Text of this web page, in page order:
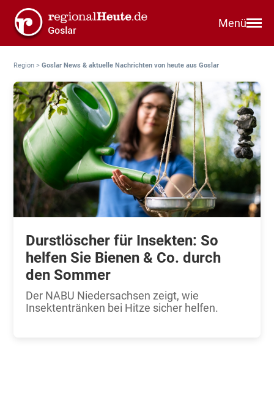
Menü
Region >Goslar News & aktuelle Nachrichten von heute aus Goslar
Durstlöscher für Insekten: So
helfen Sie Bienen & Co. durch
den Sommer
Der NABU Niedersachsen zeigt, wie
Insektentränken bei Hitze sicher helfen.